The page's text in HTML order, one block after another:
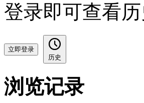
登录即可查看
立即登录
历史
浏览记录